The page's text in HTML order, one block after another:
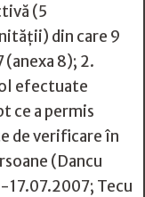
(5
din care 9
8); 2.
efectuate
ce a permis
de verificare în
(Dancu
17.07.2007; Tecu